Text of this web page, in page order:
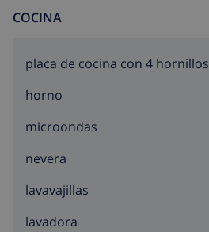
COCINA
placa de cocina con 4 hornillos
horno
microondas
nevera
lavavajillas
lavadora